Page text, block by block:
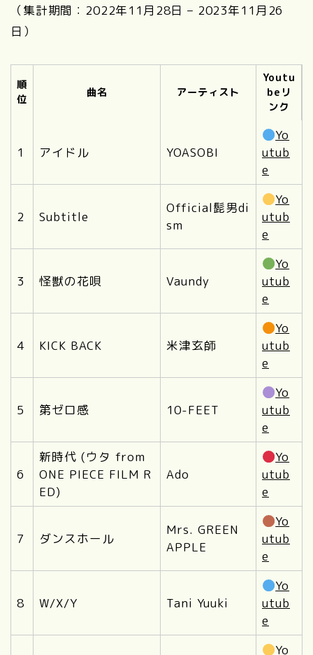
（集計期間：2022年11月28日 – 2023年11月26
日）
順
位
曲名 アーティスト
Youtu
beリ
ンク
1 アイドル YOASOBI
Yo
utub
e
2 Subtitle
Official髭男di
sm
Yo
utub
e
3 怪獣の花唄 Vaundy
Yo
utub
e
4 KICK BACK 米津玄師
Yo
utub
e
5 第ゼロ感 10-FEET
Yo
utub
e
6
新時代 (ウタ from
ONE PIECE FILM R
ED)
Ado
Yo
utub
e
7 ダンスホール
Mrs. GREEN
APPLE
Yo
utub
e
8 W/X/Y Tani Yuuki
Yo
utub
e
Yo